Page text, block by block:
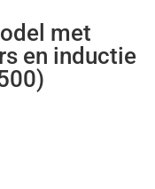
met
en inductie